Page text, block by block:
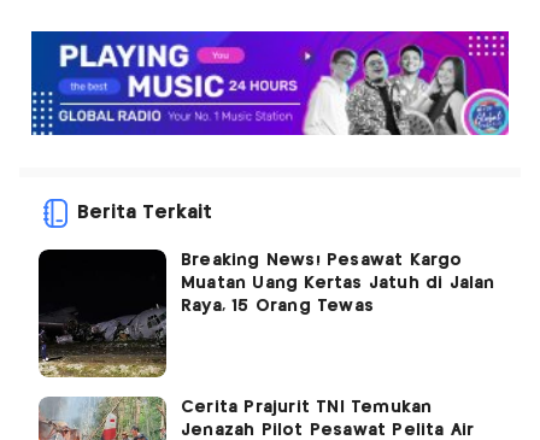
Berita Terkait
Breaking News! Pesawat Kargo
Muatan Uang Kertas Jatuh di Jalan
Raya, 15 Orang Tewas
Cerita Prajurit TNI Temukan
Jenazah Pilot Pesawat Pelita Air